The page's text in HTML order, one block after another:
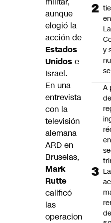
aunque
elogió la
acción de
Estados
Unidos e
Israel.
En una
entrevista
con la
televisión
alemana
ARD en
Bruselas,
Mark
Rutte
calificó
las
operacion
y
A
de
La